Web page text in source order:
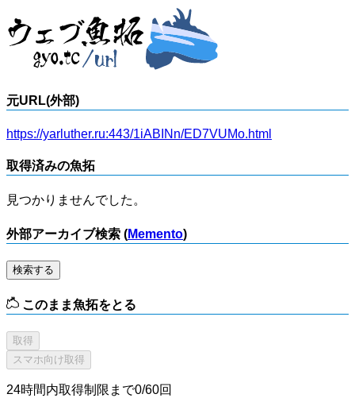
元URL(外部)
https://yarluther.ru:443/1iABINn/ED7VUMo.html
取得済みの魚拓
見つかりませんでした。
外部アーカイブ検索 (Memento)
検索する
このまま魚拓をとる
24時間内取得制限まで0/60回